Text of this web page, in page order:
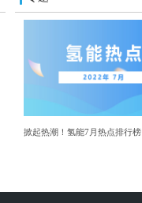
掀起热潮！氢能7月热点排行榜